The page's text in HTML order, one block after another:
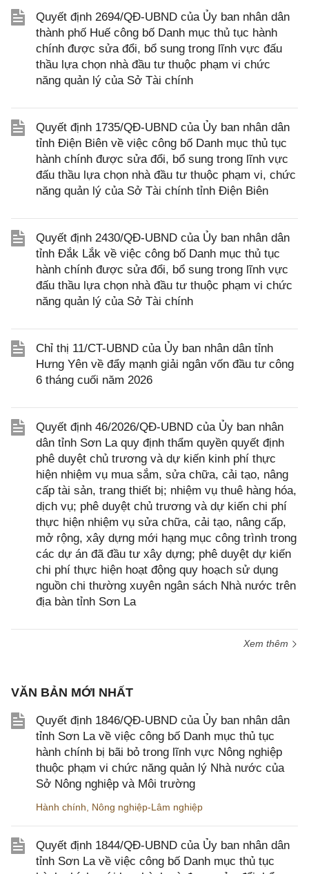
Quyết định 2694/QĐ-UBND của Ủy ban nhân dân
thành phố Huế công bố Danh mục thủ tục hành
chính được sửa đổi, bổ sung trong lĩnh vực đấu
thầu lựa chọn nhà đầu tư thuộc phạm vi chức
năng quản lý của Sở Tài chính
Quyết định 1735/QĐ-UBND của Ủy ban nhân dân
tỉnh Điện Biên về việc công bố Danh mục thủ tục
hành chính được sửa đổi, bổ sung trong lĩnh vực
đấu thầu lựa chọn nhà đầu tư thuộc phạm vi, chức
năng quản lý của Sở Tài chính tỉnh Điện Biên
Quyết định 2430/QĐ-UBND của Ủy ban nhân dân
tỉnh Đắk Lắk về việc công bố Danh mục thủ tục
hành chính được sửa đổi, bổ sung trong lĩnh vực
đấu thầu lựa chọn nhà đầu tư thuộc phạm vi chức
năng quản lý của Sở Tài chính
Chỉ thị 11/CT-UBND của Ủy ban nhân dân tỉnh
Hưng Yên về đẩy mạnh giải ngân vốn đầu tư công
6 tháng cuối năm 2026
Quyết định 46/2026/QĐ-UBND của Ủy ban nhân
dân tỉnh Sơn La quy định thẩm quyền quyết định
phê duyệt chủ trương và dự kiến kinh phí thực
hiện nhiệm vụ mua sắm, sửa chữa, cải tạo, nâng
cấp tài sản, trang thiết bị; nhiệm vụ thuê hàng hóa,
dịch vụ; phê duyệt chủ trương và dự kiến chi phí
thực hiện nhiệm vụ sửa chữa, cải tạo, nâng cấp,
mở rộng, xây dựng mới hạng mục công trình trong
các dự án đã đầu tư xây dựng; phê duyệt dự kiến
chi phí thực hiện hoạt động quy hoạch sử dụng
nguồn chi thường xuyên ngân sách Nhà nước trên
địa bàn tỉnh Sơn La
Xem thêm
VĂN BẢN MỚI NHẤT
Quyết định 1846/QĐ-UBND của Ủy ban nhân dân
tỉnh Sơn La về việc công bố Danh mục thủ tục
hành chính bị bãi bỏ trong lĩnh vực Nông nghiệp
thuộc phạm vi chức năng quản lý Nhà nước của
Sở Nông nghiệp và Môi trường
Hành chính Nông nghiệp-Lâm nghiệp
Quyết định 1844/QĐ-UBND của Ủy ban nhân dân
tỉnh Sơn La về việc công bố Danh mục thủ tục